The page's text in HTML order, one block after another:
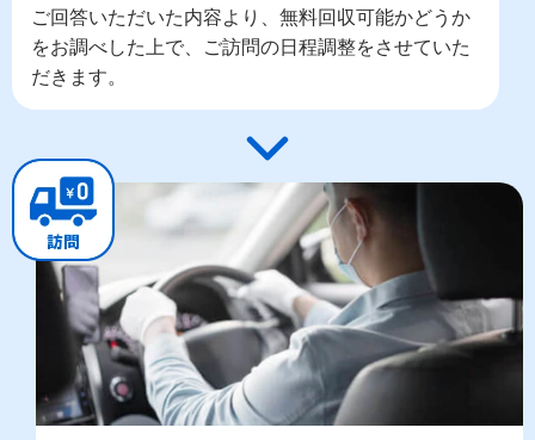
ご回答いただいた内容より、無料回収可能かどうか
をお調べした上で、ご訪問の日程調整をさせていた
だきます。